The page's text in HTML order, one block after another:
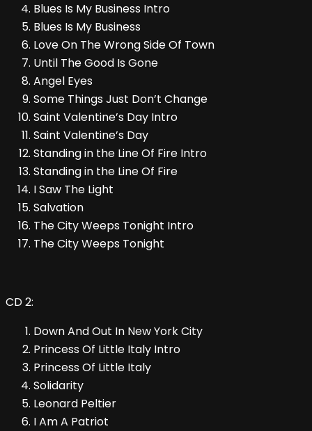
Blues Is My Business Intro
Blues Is My Business
Love On The Wrong Side Of Town
Until The Good Is Gone
Angel Eyes
Some Things Just Don’t Change
Saint Valentine’s Day Intro
Saint Valentine’s Day
Standing in the Line Of Fire Intro
Standing in the Line Of Fire
I Saw The Light
Salvation
The City Weeps Tonight Intro
The City Weeps Tonight
CD 2:
Down And Out In New York City
Princess Of Little Italy Intro
Princess Of Little Italy
Solidarity
Leonard Peltier
I Am A Patriot